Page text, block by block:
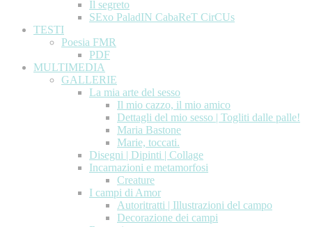
Il segreto
SExo PaladIN CabaReT CirCUs
TESTI
Poesia FMR
PDF
MULTIMEDIA
GALLERIE
La mia arte del sesso
Il mio cazzo, il mio amico
Dettagli del mio sesso | Togliti dalle palle!
Maria Bastone
Marie, toccati.
Disegni | Dipinti | Collage
Incarnazioni e metamorfosi
Creature
I campi di Amor
Autoritratti | Illustrazioni del campo
Decorazione dei campi